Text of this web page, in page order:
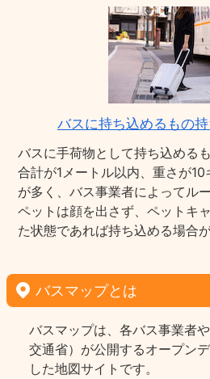
バスに持ち込めるもの
バスに手荷物として持ち込める
合計が1メートル以内、重さが
が多く、バス事業者によってル
ペットは顔を出さず、ペットキ
た状態であれば持ち込める場合が
バスマップとは
バスマップは、各バス事業者
交通省）が公開するオープン
した地図サイトです。